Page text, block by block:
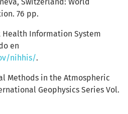
Switzerland: World
76 pp.
Information System
en
nihhis/.
Methods in the Atmospheric
Geophysics Series Vol.